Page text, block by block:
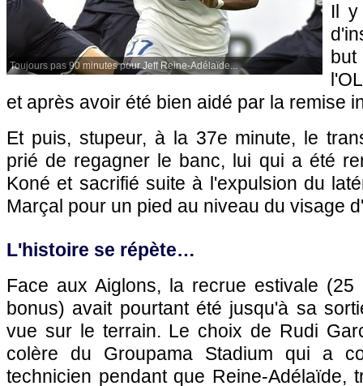
Toujours pas 90 minutes pour Jeff Reine-Adélaïde...
Il y
but
et après avoir été bien aidé par la remise
Et puis, stupeur, à la 37e minute, le
prié de regagner le banc, lui qui a été
Koné et sacrifié suite à l'expulsion du
Marçal pour un pied au niveau du visage
L'histoire se répète…
Face aux Aiglons, la recrue estivale (25
bonus) avait pourtant été jusqu'à sa
vue sur le terrain. Le choix de Rudi
colère du Groupama Stadium qui a
technicien pendant que Reine-Adélaïde,